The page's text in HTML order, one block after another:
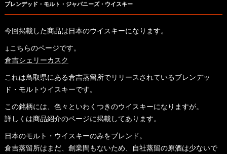
ブレンデッド・モルト・ジャパニーズ・ウイスキー
今回掲載した商品は日本のウイスキーになります。
↓こちらのページです。
倉吉シェリーカスク
これは鳥取県にある倉吉蒸留所でリリースされているブレンデッ
ド・モルトウイスキーです。
この銘柄には、色々といわくつきのウイスキーになりますが。
詳しくは商品紹介のページに掲載してあります。
日本のモルト・ウイスキーのみをブレンド。
倉吉蒸留所はまだ、創業間もないため、自社蒸留の原酒は少ないで